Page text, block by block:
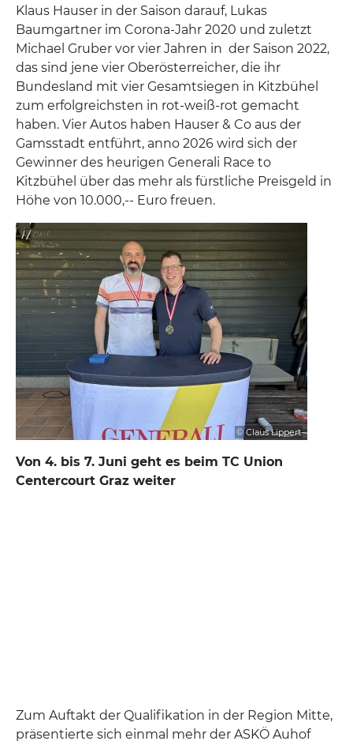
Klaus Hauser in der Saison darauf, Lukas
Baumgartner im Corona-Jahr 2020 und zuletzt
Michael Gruber vor vier Jahren in der Saison 2022,
das sind jene vier Oberösterreicher, die ihr
Bundesland mit vier Gesamtsiegen in Kitzbühel
zum erfolgreichsten in rot-weiß-rot gemacht
haben. Vier Autos haben Hauser & Co aus der
Gamsstadt entführt, anno 2026 wird sich der
Gewinner des heurigen Generali Race to
Kitzbühel über das mehr als fürstliche Preisgeld in
Höhe von 10.000,-- Euro freuen.
© Claus Lippert
Von 4. bis 7. Juni geht es beim TC Union
Centercourt Graz weiter
Zum Auftakt der Qualifikation in der Region Mitte,
präsentierte sich einmal mehr der ASKÖ Auhof